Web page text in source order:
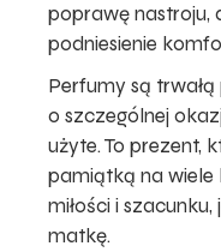
poprawę nastroju,
podniesienie
Perfumy są
o szczególnej
użyte. To prezent,
pamiątką na
miłości i
matkę.